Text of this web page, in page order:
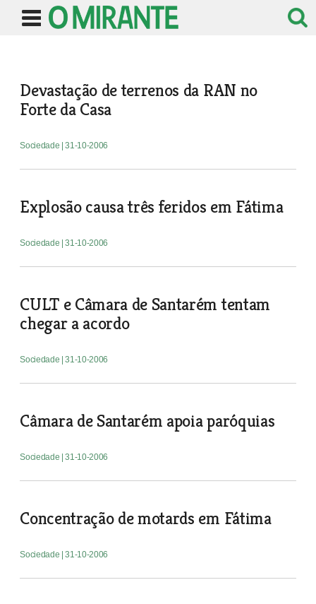
Devastação de terrenos da RAN no
Forte da Casa
Sociedade | 31-10-2006
Explosão causa três feridos em Fátima
Sociedade | 31-10-2006
CULT e Câmara de Santarém tentam
chegar a acordo
Sociedade | 31-10-2006
Câmara de Santarém apoia paróquias
Sociedade | 31-10-2006
Concentração de motards em Fátima
Sociedade | 31-10-2006